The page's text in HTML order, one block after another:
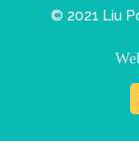
© 2021 Liu